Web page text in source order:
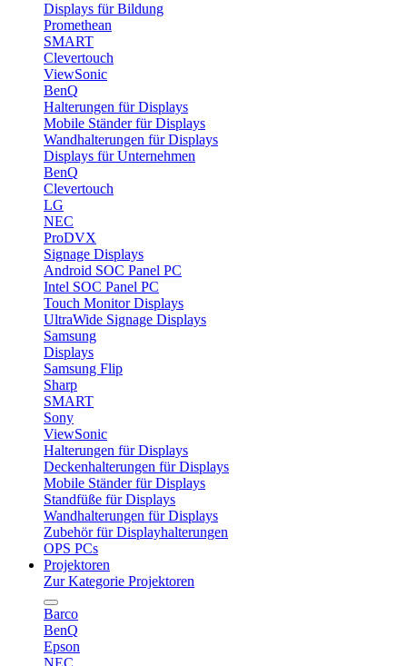
Displays für Bildung
Promethean
SMART
Clevertouch
ViewSonic
BenQ
Halterungen für Displays
Mobile Ständer für Displays
Wandhalterungen für Displays
Displays für Unternehmen
BenQ
Clevertouch
LG
NEC
ProDVX
Signage Displays
Android SOC Panel PC
Intel SOC Panel PC
Touch Monitor Displays
UltraWide Signage Displays
Samsung
Displays
Samsung Flip
Sharp
SMART
Sony
ViewSonic
Halterungen für Displays
Deckenhalterungen für Displays
Mobile Ständer für Displays
Standfüße für Displays
Wandhalterungen für Displays
Zubehör für Displayhalterungen
OPS PCs
Projektoren
Zur Kategorie Projektoren
Barco
BenQ
Epson
NEC